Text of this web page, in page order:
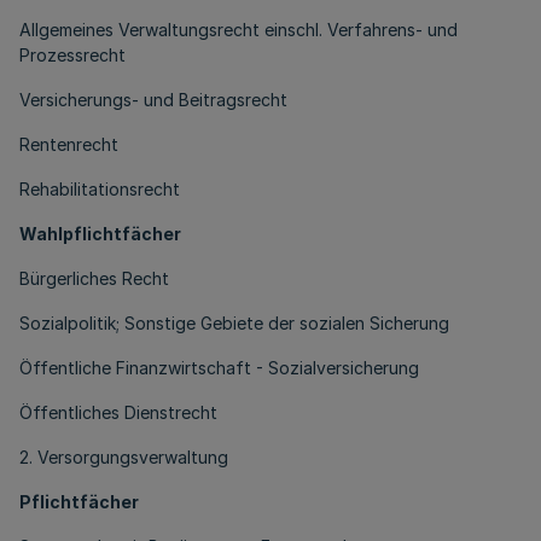
Allgemeines Verwaltungsrecht einschl. Verfahrens- und
Prozessrecht
Versicherungs- und Beitragsrecht
Rentenrecht
Rehabilitationsrecht
Wahlpflichtfächer
Bürgerliches Recht
Sozialpolitik; Sonstige Gebiete der sozialen Sicherung
Öffentliche Finanzwirtschaft - Sozialversicherung
Öffentliches Dienstrecht
2. Versorgungsverwaltung
Pflichtfächer